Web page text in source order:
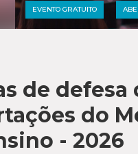
Residências Médicas
Trabalhe Conosco
Orquestra Gustavo
Univates
EVENTO GRATUITO
de defesa
do
- 2026